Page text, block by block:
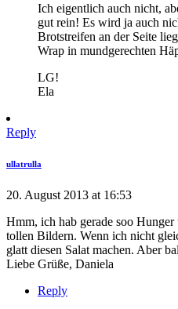
Ich eigentlich auch nicht,
gut rein! Es wird ja auch
Brotstreifen an der Seite
Wrap in mundgerechten
LG!
Ela
Reply
ullatrulla
20. August 2013 at 16:53
Hmm, ich hab gerade soo
tollen Bildern. Wenn ich nicht
glatt diesen Salat machen. Aber
Liebe Grüße, Daniela
Reply